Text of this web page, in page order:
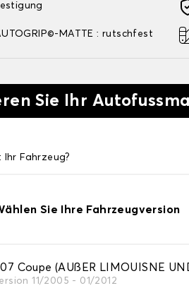
MATTE : rutschfest
Sie Ihr
Ihr Fahrzeug?
Sie Ihre Fahrzeugversion
Coupe (AUßER LIMOUISNE
11/2005 - 01/2012
Ihres Autofussmatten